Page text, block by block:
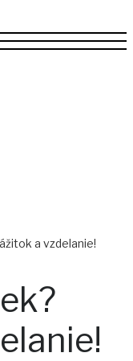
a vzdelanie!